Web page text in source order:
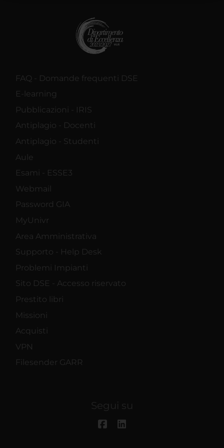
FAQ - Domande frequenti DSE
E-learning
Pubblicazioni - IRIS
Antiplagio - Docenti
Antiplagio - Studenti
Aule
Esami - ESSE3
Webmail
Password GIA
MyUnivr
Area Amministrativa
Supporto - Help Desk
Problemi Impianti
Sito DSE - Accesso riservato
Prestito libri
Missioni
Acquisti
VPN
Filesender GARR
Segui su